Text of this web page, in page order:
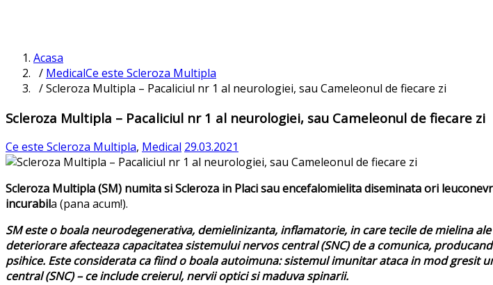
Acasa
/ MedicalCe este Scleroza Multipla
/ Scleroza Multipla – Pacaliciul nr 1 al neurologiei, sau Cameleonul de fiecare zi
Scleroza Multipla – Pacaliciul nr 1 al neurologiei, sau Cameleonul de fiecare zi
Ce este Scleroza Multipla, Medical 29.03.2021
Scleroza Multipla (SM) numita si Scleroza in Placi sau encefalomielita diseminata ori
incurabila (pana acum!).
SM este o boala neurodegenerativa, demielinizanta, inflamatorie, in care tecile de mielina
deteriorare afecteaza capacitatea sistemului nervos central (SNC) de a comunica,
psihice. Este considerata ca fiind o boala autoimuna: sistemul imunitar ataca in mod gresit
central (SNC) – ce include creierul, nervii optici si maduva spinarii.